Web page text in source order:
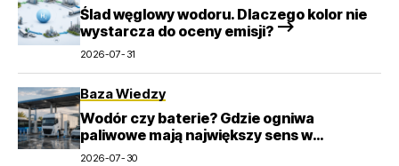
Ślad węglowy wodoru. Dlaczego kolor nie
wystarcza do oceny emisji? –>
2026-07-31
Baza Wiedzy
Wodór czy baterie? Gdzie ogniwa
paliwowe mają największy sens w
transporcie
2026-07-30